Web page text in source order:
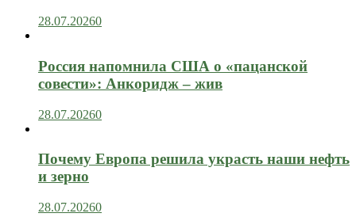
28.07.20260
Россия напомнила США о «пацанской
совести»: Анкоридж – жив
28.07.20260
Почему Европа решила украсть наши нефть
и зерно
28.07.20260